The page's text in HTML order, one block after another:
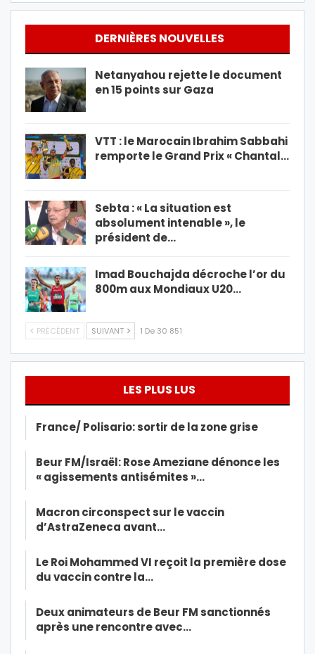
DERNIÈRES NOUVELLES
Netanyahou rejette le document
en 15 points sur Gaza
VTT : le Marocain Ibrahim Sabbahi
remporte le Grand Prix « Chantal…
Sebta : « La situation est
absolument intenable », le
président de…
Imad Bouchajda décroche l’or du
800m aux Mondiaux U20…
PRÉCÉDENT SUIVANT 1 De 30 851
LES PLUS LUS
France/ Polisario: sortir de la zone grise
Beur FM/Israël: Rose Ameziane dénonce les
« agissements antisémites »…
Macron circonspect sur le vaccin
d’AstraZeneca avant…
Le Roi Mohammed VI reçoit la première dose
du vaccin contre la…
Deux animateurs de Beur FM sanctionnés
après une rencontre avec…